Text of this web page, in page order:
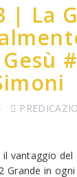
| La
del
Grande in